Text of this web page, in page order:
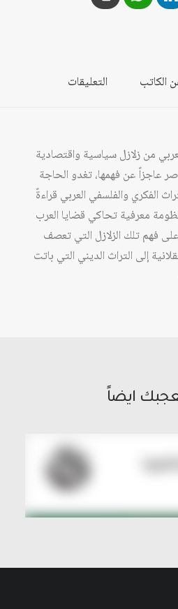
الكاتب التعليقات
من زلازل سياسية واقتصادية
عاجزاً عن فهمها، تغدو الحاجة
الفكري والفلسفي العربي قراءةً
معرفية تحاكي قضايا العرب
فهم تلك الزلازل التي تعصف
إلى التراث الديني التي باتت
ايضاً